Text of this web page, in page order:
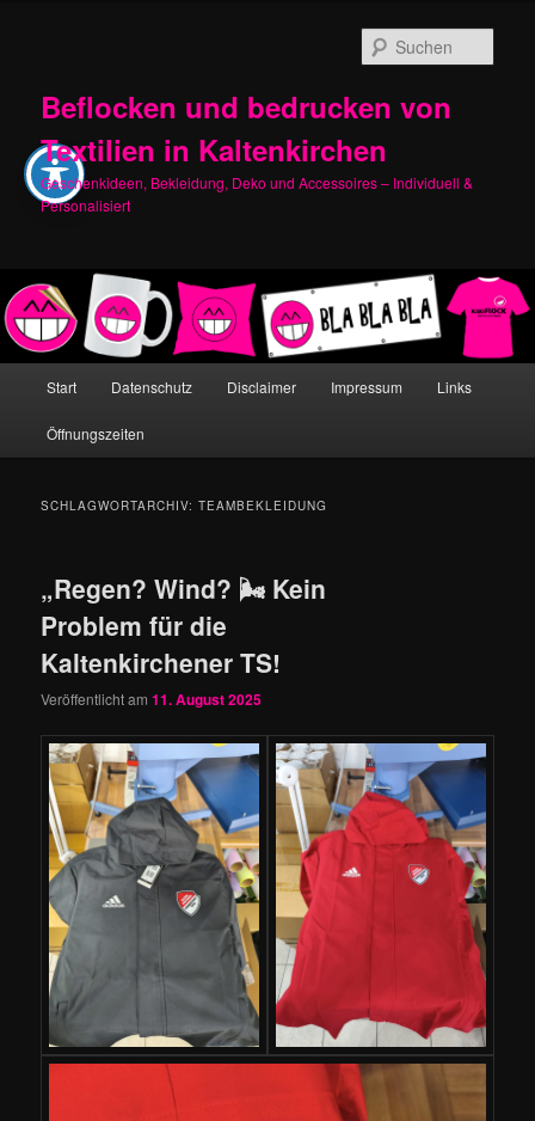
Beflocken und bedrucken von
Textilien in Kaltenkirchen
Geschenkideen, Bekleidung, Deko und Accessoires – Individuell &
Personalisiert
Start Datenschutz Disclaimer Impressum Links
Öffnungszeiten
SCHLAGWORTARCHIV:TEAMBEKLEIDUNG
„Regen? Wind? 🌬 Kein
Problem für die
Kaltenkirchener TS!
Veröffentlicht am11. August 2025